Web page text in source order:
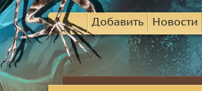
Добавить Новости